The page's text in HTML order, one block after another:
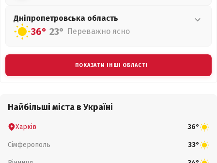
Дніпропетровська область
36° 23° Переважно ясно
ПОКАЗАТИ ІНШІ ОБЛАСТІ
Найбільші міста в Україні
Харків 36°
Сімферополь 33°